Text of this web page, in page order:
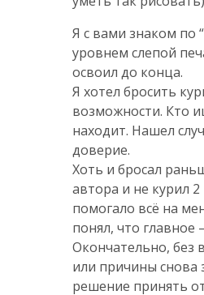
Я с вами знаком по
уровнем слепой
освоил до конца.
Я хотел бросить
возможности. Кто
находит. Нашел
доверие.
Хоть и бросал
автора и не курил
помогало всё на
понял, что
Окончательно, без
или причины снова
решение принять